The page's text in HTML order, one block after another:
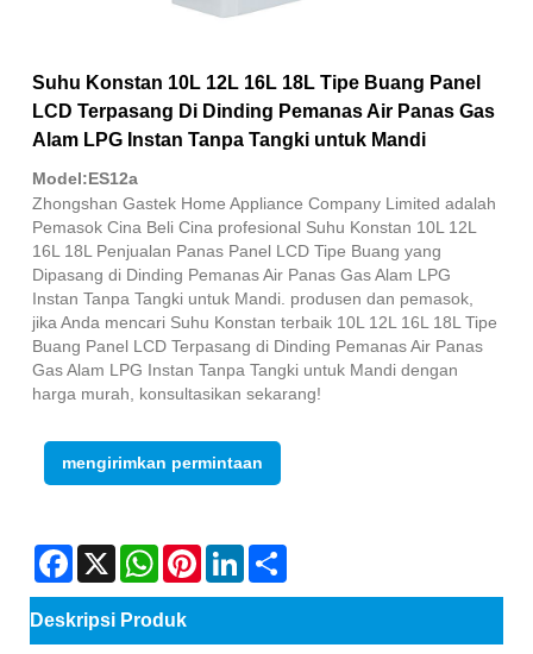
Suhu Konstan 10L 12L 16L 18L Tipe Buang Panel
LCD Terpasang Di Dinding Pemanas Air Panas Gas
Alam LPG Instan Tanpa Tangki untuk Mandi
Model:ES12a
Zhongshan Gastek Home Appliance Company Limited adalah
Pemasok Cina Beli Cina profesional Suhu Konstan 10L 12L
16L 18L Penjualan Panas Panel LCD Tipe Buang yang
Dipasang di Dinding Pemanas Air Panas Gas Alam LPG
Instan Tanpa Tangki untuk Mandi. produsen dan pemasok,
jika Anda mencari Suhu Konstan terbaik 10L 12L 16L 18L Tipe
Buang Panel LCD Terpasang di Dinding Pemanas Air Panas
Gas Alam LPG Instan Tanpa Tangki untuk Mandi dengan
harga murah, konsultasikan sekarang!
mengirimkan permintaan
Facebook
X WhatsAppPinterestLinkedIn
Deskripsi Produk